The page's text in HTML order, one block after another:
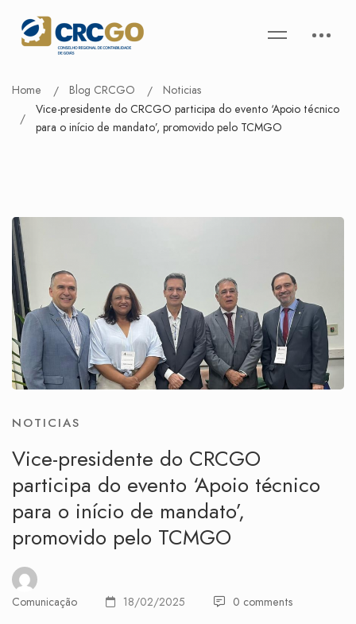
Home Blog CRCGO
Noticias
Vice-presidente do CRCGO participa do evento ‘Apoio técnico
para o início de mandato’, promovido pelo TCMGO
NOTICIAS
Vice-presidente do CRCGO
participa do evento ‘Apoio técnico
para o início de mandato’,
promovido pelo TCMGO
Comunicação 18/02/2025 0 comments